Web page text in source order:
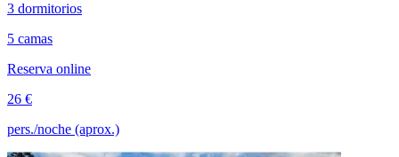
3 dormitorios
5 camas
Reserva online
26 €
pers./noche (aprox.)